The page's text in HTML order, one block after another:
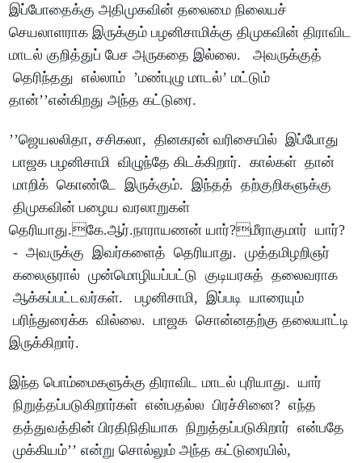
இப்போதைக்கு அதிமுகவின் தலைமை நிலையச்
செயலாளராக இருக்கும் பழனிசாமிக்கு திமுகவின் திராவிட
மாடல் குறித்துப் பேச அருகதை இல்லை. அவருக்குத்
தெரிந்தது எல்லாம் ’மண்புழு மாடல்’ மட்டும்
தான்’’என்கிறது அந்த கட்டுரை.
’’ஜெயலலிதா, சசிகலா, தினகரன் வரிசையில் இப்போது
பாஜக பழனிசாமி விழுந்தே கிடக்கிறார். கால்கள் தான்
மாறிக் கொண்டே இருக்கும். இந்தத் தற்குறிகளுக்கு
திமுகவின் பழைய வரலாறுகள்
தெரியாது.கே.ஆர்.நாராயணன் யார்?மீராகுமார் யார்?
- அவருக்கு இவர்களைத் தெரியாது. முத்தமிழறிஞர்
கலைஞரால் முன்மொழியப்பட்டு குடியரசுத் தலைவராக
ஆக்கப்பட்டவர்கள். பழனிசாமி, இப்படி யாரையும்
பரிந்துரைக்க வில்லை. பாஜக சொன்னதற்கு தலையாட்டி
இருக்கிறார்.
இந்த பொம்மைகளுக்கு திராவிட மாடல் புரியாது. யார்
நிறுத்தப்படுகிறார்கள் என்பதல்ல பிரச்சினை? எந்த
தத்துவத்தின் பிரதிநிதியாக நிறுத்தப்படுகிறார் என்பதே
முக்கியம்’’ என்று சொல்லும் அந்த கட்டுரையில்,